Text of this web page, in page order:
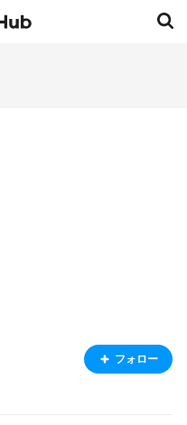
フォロー